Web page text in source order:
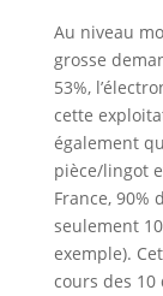
Au niveau
grosse
53%,
cette
également
pièce/lingot
France, 90%
seulement
exemple).
cours des 10